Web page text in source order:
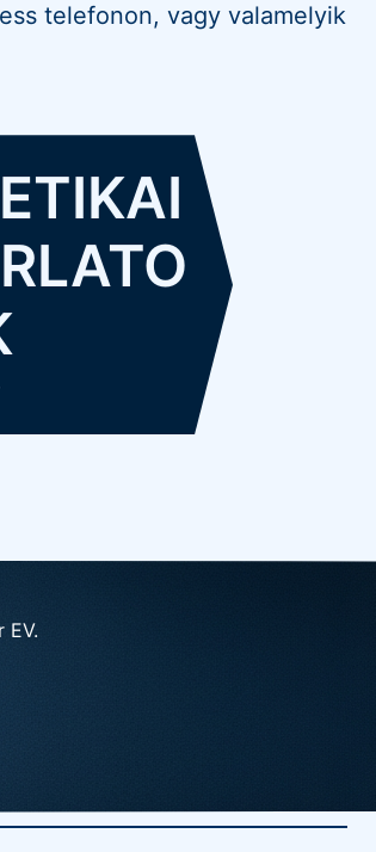
telefonon, vagy valamelyik
EV.